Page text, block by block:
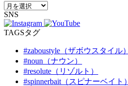
SNS
TAGSタグ
#zaboustyle（ザボウスタイル）
#noun（ナウン）
#resolute（リゾルト）
#spinnerbait（スピナーベイト）